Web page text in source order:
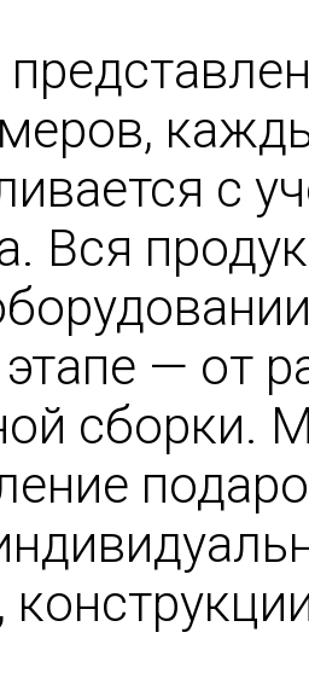
с
Вся
— от
сборки.